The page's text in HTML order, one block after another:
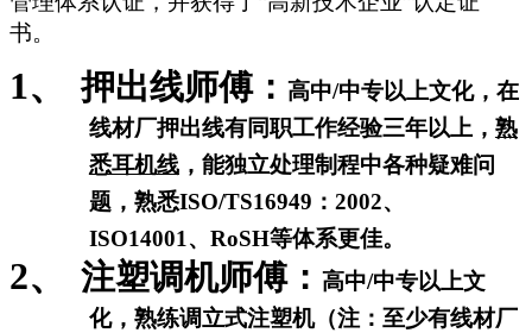
书。
1、 押出线师傅： 高中/中专以上文化，在
线材厂押出线有同职工作经验三年以上， 熟
悉耳机线，能独立处理制程中各种疑难问
题，熟悉ISO/TS16949 ： 2002、
ISO14001 、 RoSH等体系更佳。
2、 注塑调机师傅： 高中/中专以上文
化，熟练调立式注塑机（注：至少有线材厂